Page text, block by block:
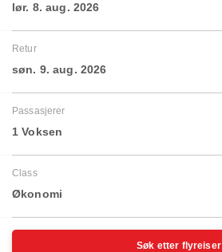
lør. 8. aug. 2026
Retur
søn. 9. aug. 2026
Passasjerer
1 Voksen
Class
Økonomi
Søk etter flyreiser